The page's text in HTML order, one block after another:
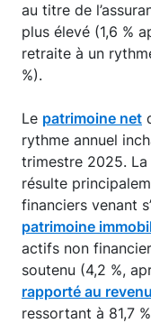
au titre de
plus élevé (1,6 %
retraite à un
%).
Le patrimoine net
rythme annuel
trimestre 2025.
résulte
financiers venant
patrimoine
actifs non
soutenu (4,2 %,
rapporté au revenu
ressortant à 81,7